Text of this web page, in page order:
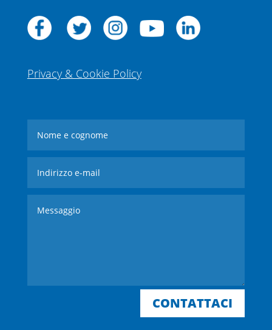
Privacy & Cookie Policy
CONTATTACI